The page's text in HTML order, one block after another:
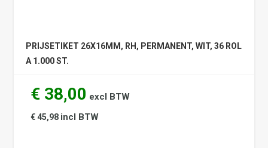
PRIJSETIKET 26X16MM, RH, PERMANENT, WIT, 36 ROL
A 1.000 ST.
€ 38,00 excl BTW
€ 45,98 incl BTW